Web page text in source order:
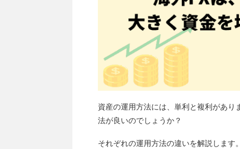
資産の運用方法には、単利と複利があ
法が良いのでしょうか？
それぞれの運用方法の違いを解説します。